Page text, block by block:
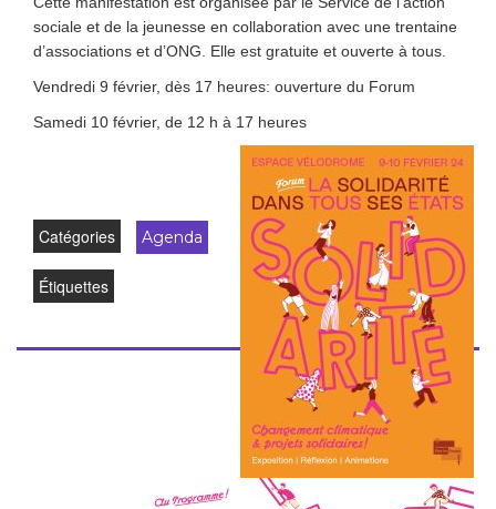
sociale et de la jeunesse en collaboration avec une trentaine
d’associations et d’ONG. Elle est gratuite et ouverte à tous.
Vendredi 9 février, dès 17 heures: ouverture du Forum
Samedi 10 février, de 12 h à 17 heures
Catégories Agenda
Étiquettes